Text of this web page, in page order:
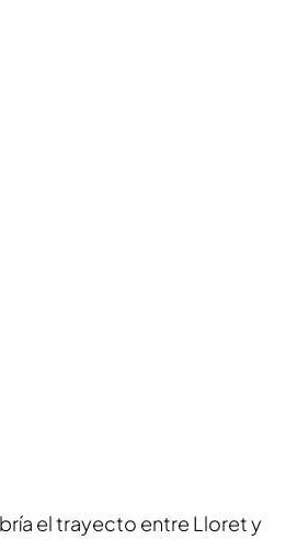
el trayecto entre Lloret y